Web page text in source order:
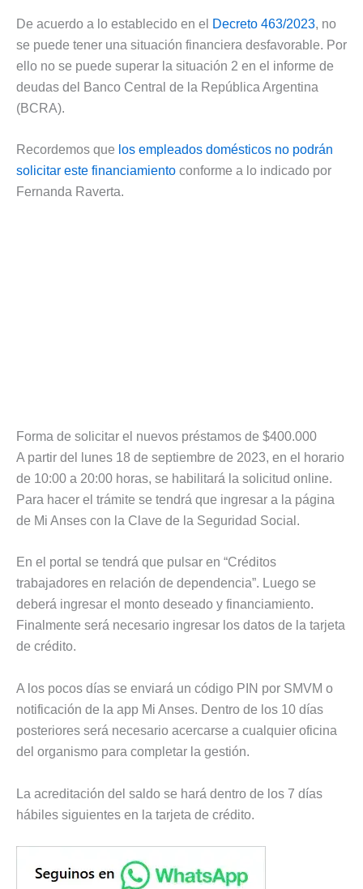
De acuerdo a lo establecido en el Decreto 463/2023, no
se puede tener una situación financiera desfavorable. Por
ello no se puede superar la situación 2 en el informe de
deudas del Banco Central de la República Argentina
(BCRA).
Recordemos que los empleados domésticos no podrán
solicitar este financiamiento conforme a lo indicado por
Fernanda Raverta.
Forma de solicitar el nuevos préstamos de $400.000
A partir del lunes 18 de septiembre de 2023, en el horario
de 10:00 a 20:00 horas, se habilitará la solicitud online.
Para hacer el trámite se tendrá que ingresar a la página
de Mi Anses con la Clave de la Seguridad Social.
En el portal se tendrá que pulsar en “Créditos
trabajadores en relación de dependencia”. Luego se
deberá ingresar el monto deseado y financiamiento.
Finalmente será necesario ingresar los datos de la tarjeta
de crédito.
A los pocos días se enviará un código PIN por SMVM o
notificación de la app Mi Anses. Dentro de los 10 días
posteriores será necesario acercarse a cualquier oficina
del organismo para completar la gestión.
La acreditación del saldo se hará dentro de los 7 días
hábiles siguientes en la tarjeta de crédito.